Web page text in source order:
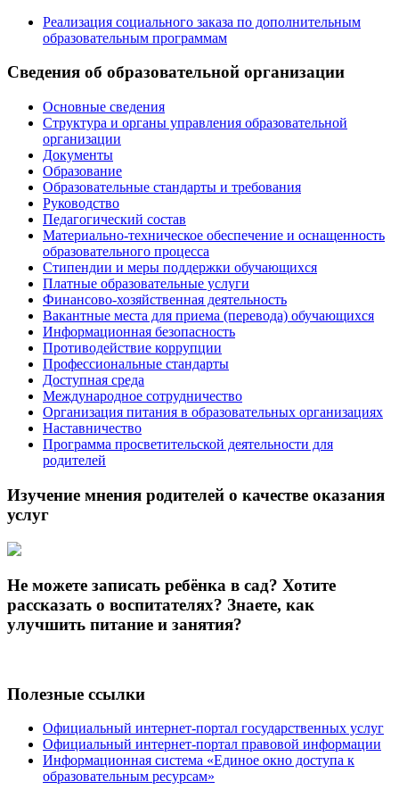
Реализация социального заказа по дополнительным
образовательным программам
Сведения об образовательной организации
Основные сведения
Структура и органы управления образовательной
организации
Документы
Образование
Образовательные стандарты и требования
Руководство
Педагогический состав
Материально-техническое обеспечение и оснащенность
образовательного процесса
Стипендии и меры поддержки обучающихся
Платные образовательные услуги
Финансово-хозяйственная деятельность
Вакантные места для приема (перевода) обучающихся
Информационная безопасность
Противодействие коррупции
Профессиональные стандарты
Доступная среда
Международное сотрудничество
Организация питания в образовательных организациях
Наставничество
Программа просветительской деятельности для
родителей
Изучение мнения родителей о качестве оказания
услуг
Не можете записать ребёнка в сад? Хотите
рассказать о воспитателях? Знаете, как
улучшить питание и занятия?
Полезные ссылки
Официальный интернет-портал государственных услуг
Официальный интернет-портал правовой информации
Информационная система «Единое окно доступа к
образовательным ресурсам»